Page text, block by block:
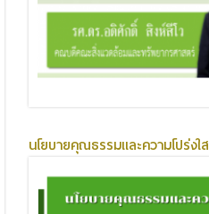
นโยบายคุณธรรมและความโปร่งใส